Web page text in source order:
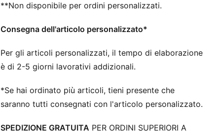
**Non disponibile per ordini personalizzati.
Consegna dell'articolo personalizzato*
Per gli articoli personalizzati, il tempo di elaborazione
è di 2-5 giorni lavorativi addizionali.
*Se hai ordinato più articoli, tieni presente che
saranno tutti consegnati con l'articolo personalizzato.
SPEDIZIONE GRATUITA PER ORDINI SUPERIORI A